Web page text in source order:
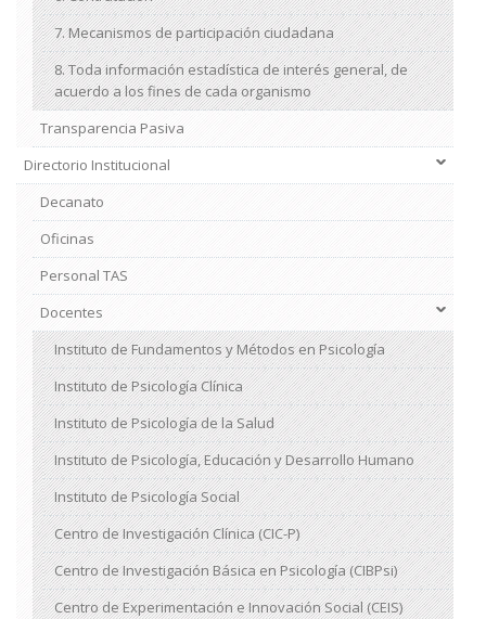
7. Mecanismos de participación ciudadana
8. Toda información estadística de interés general, de
acuerdo a los fines de cada organismo
Transparencia Pasiva
Directorio Institucional
Decanato
Oficinas
Personal TAS
Docentes
Instituto de Fundamentos y Métodos en Psicología
Instituto de Psicología Clínica
Instituto de Psicología de la Salud
Instituto de Psicología, Educación y Desarrollo Humano
Instituto de Psicología Social
Centro de Investigación Clínica (CIC-P)
Centro de Investigación Básica en Psicología (CIBPsi)
Centro de Experimentación e Innovación Social (CEIS)